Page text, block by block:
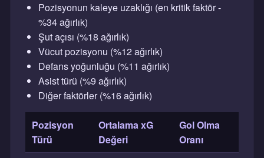
Pozisyonun kaleye uzaklığı (en kritik faktör -
%34 ağırlık)
Şut açısı (%18 ağırlık)
Vücut pozisyonu (%12 ağırlık)
Defans yoğunluğu (%11 ağırlık)
Asist türü (%9 ağırlık)
Diğer faktörler (%16 ağırlık)
Pozisyon
Türü
Ortalama xG
Değeri
Gol Olma
Oranı